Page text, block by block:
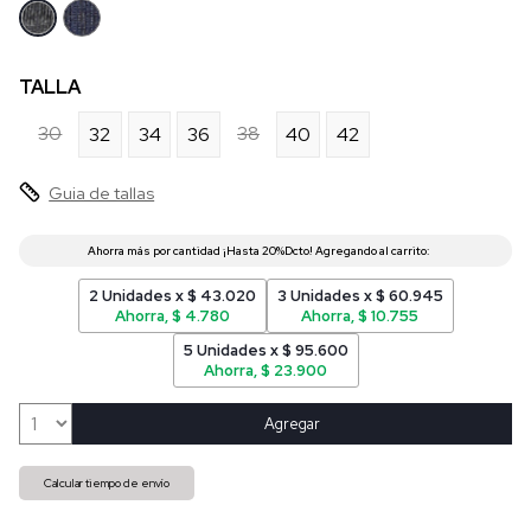
TALLA
30
32 34 36 38 40 42
Guia de tallas
2 Unidades x $ 43.020
Ahorra, $ 4.780
3 Unidades x $ 60.945
Ahorra, $ 10.755
5 Unidades x $ 95.600
Ahorra, $ 23.900
Agregar
Calcular tiempo de envío